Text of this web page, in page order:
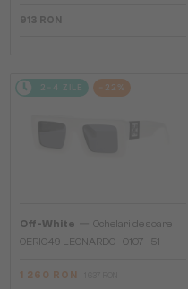
913 RON
2-4 ZILE -22%
Off-White
Ochelari de soare
OERI049 LEONARDO - 0107 - 51
1 260 RON